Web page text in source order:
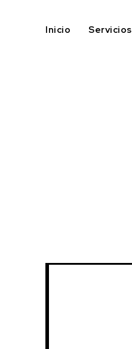
Inicio Servicios